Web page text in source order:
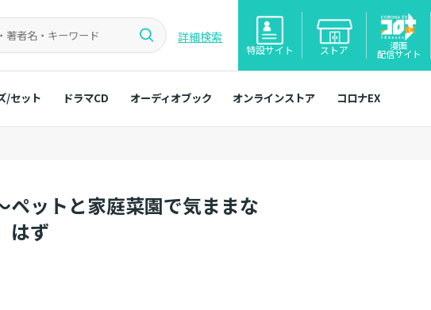
詳細検索
特設サイト ストア 漫画
配信サイト
/セット ドラマCD オーディオブック オンラインストア コロナEX
ペットと家庭菜園で気ままな
はず